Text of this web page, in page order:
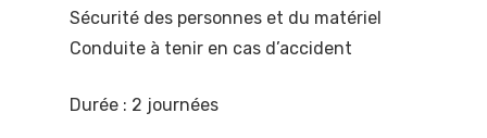
Sécurité des personnes et du matériel
Conduite à tenir en cas d’accident
Durée : 2 journées